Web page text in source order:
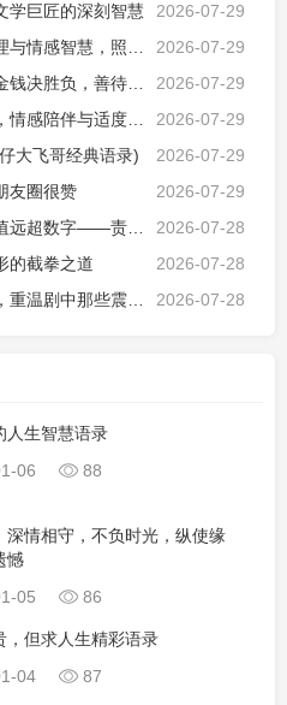
2026-07-29
学巨匠的深刻智慧
2026-07-29
2026-07-29
2026-07-29
2026-07-29
大飞哥经典语录)
2026-07-29
友圈很赞
2026-07-28
2026-07-28
的截拳之道
2026-07-28
人生智慧语录
06
88
深情相守，不负时光，纵使缘
憾
05
86
，但求人生精彩语录
04
87